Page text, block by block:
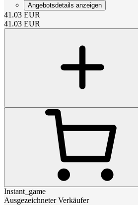
Angebotsdetails anzeigen
41.03 EUR
41.03 EUR
Instant_game
Ausgezeichneter Verkäufer